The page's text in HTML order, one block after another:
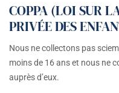
COPPA (LOI SUR
PRIVÉE DES
Nous ne collectons pas
moins de 16 ans et nous ne
auprès d’eux.